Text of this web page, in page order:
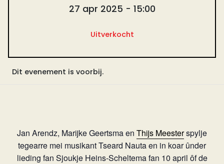
27 apr 2025 - 15:00
Uitverkocht
Dit evenement is voorbij.
Jan Arendz, Marijke Geertsma en Thijs Meesterspylje
tegearre mei musikant Tseard Nauta en in koar ûnder
lieding fan Sjoukje Heins-Scheltema fan 10 april ôf de